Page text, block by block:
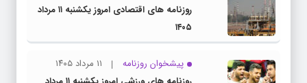
روزنامه های اقتصادی امروز یکشنبه ۱۱ مرداد
۱۴۰۵
پیشخوان روزنامه
۱۱ مرداد ۱۴۰۵